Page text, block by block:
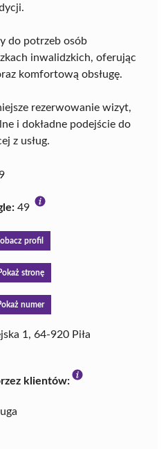
do potrzeb osób
inwalidzkich, oferując
komfortową obsługę.
rezerwowanie wizyt,
i dokładne podejście do
z usług.
49
profil
stronę
numer
1, 64-920 Piła
klientów: